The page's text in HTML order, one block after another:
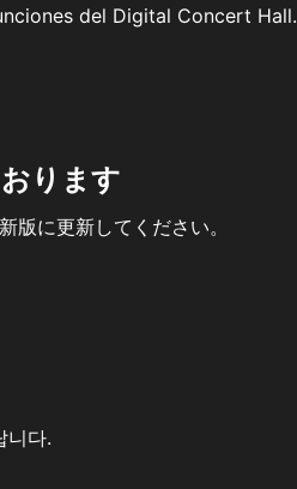
del Digital Concert Hall.
ります
版に更新してください。
니다.